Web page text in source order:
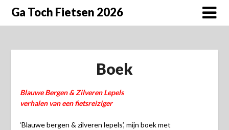
Doorgaan
naar
Ga Toch Fietsen 2026
Boek
Blauwe Bergen & Zilveren Lepels
verhalen van een fietsreiziger
‘Blauwe bergen & zilveren lepels’, mijn boek met